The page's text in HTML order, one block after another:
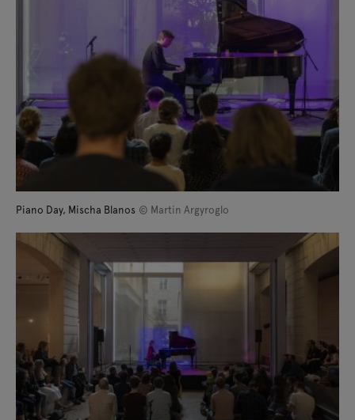
Piano Day, Mischa Blanos © Martin Argyroglo